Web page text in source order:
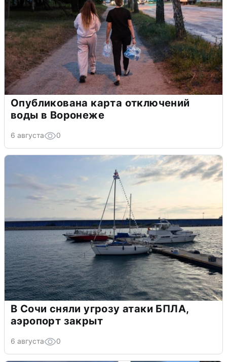
Опубликована карта отключений
воды в Воронеже
6 августа 0
В Сочи сняли угрозу атаки БПЛА,
аэропорт закрыт
6 августа 0